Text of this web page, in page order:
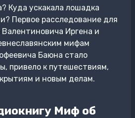
Куда ускакала лошадка
Первое расследование для
Иргена и
мифам
Баюна стало
привело к путешествиям,
и новым делам.
Миф об